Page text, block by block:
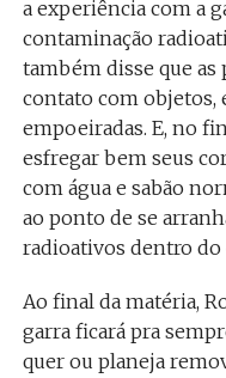
a experiência com a
contaminação
também disse que
contato com objetos,
empoeiradas. E, no
esfregar bem seus
com água e sabão
ao ponto de se
radioativos dentro do
Ao final da matéria,
garra ficará pra
quer ou planeja